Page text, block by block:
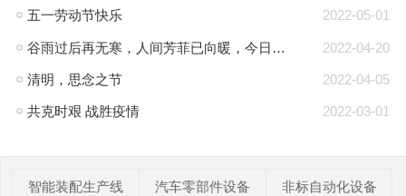
2022-05-01
五一劳动节快乐
2022-04-20
谷雨过后再无寒，人间芳菲已向暖，今日谷雨
2022-04-05
清明，思念之节
2022-03-01
共克时艰 战胜疫情
智能装配生产线 汽车零部件设备 非标自动化设备